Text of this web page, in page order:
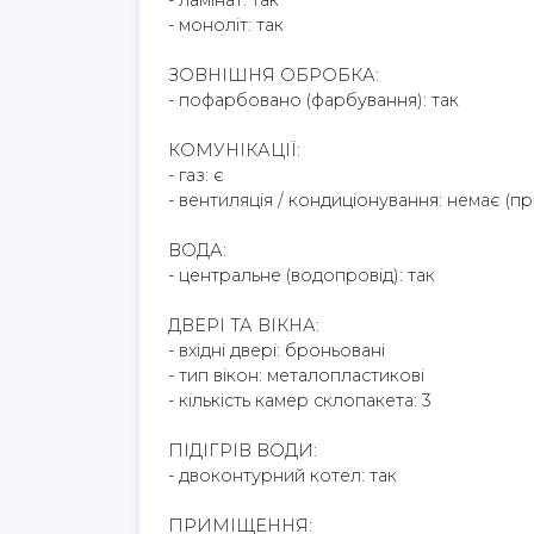
- моноліт: так
ЗОВНІШНЯ ОБРОБКА:
- пофарбовано (фарбування): так
КОМУНІКАЦІЇ:
- газ: є
- вентиляція / кондиціонування: немає
ВОДА:
- центральне (водопровід): так
ДВЕРІ ТА ВІКНА:
- вхідні двері: броньовані
- тип вікон: металопластикові
- кількість камер склопакета: 3
ПІДІГРІВ ВОДИ:
- двоконтурний котел: так
ПРИМІЩЕННЯ: